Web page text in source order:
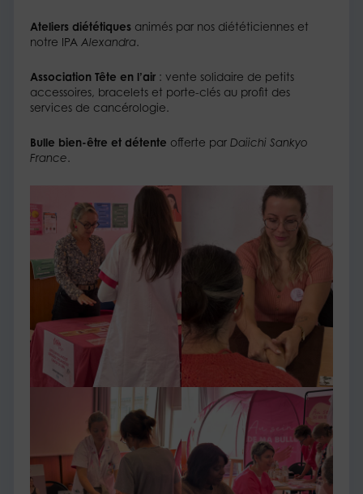
Ateliers diététiques animés par nos diététiciennes et
notre IPAAlexandra.
Association Tête en l’air : vente solidaire de petits
accessoires, bracelets et porte-clés au profit des
services de cancérologie.
Bulle bien-être et détente offerte parDaiichi Sankyo
France.